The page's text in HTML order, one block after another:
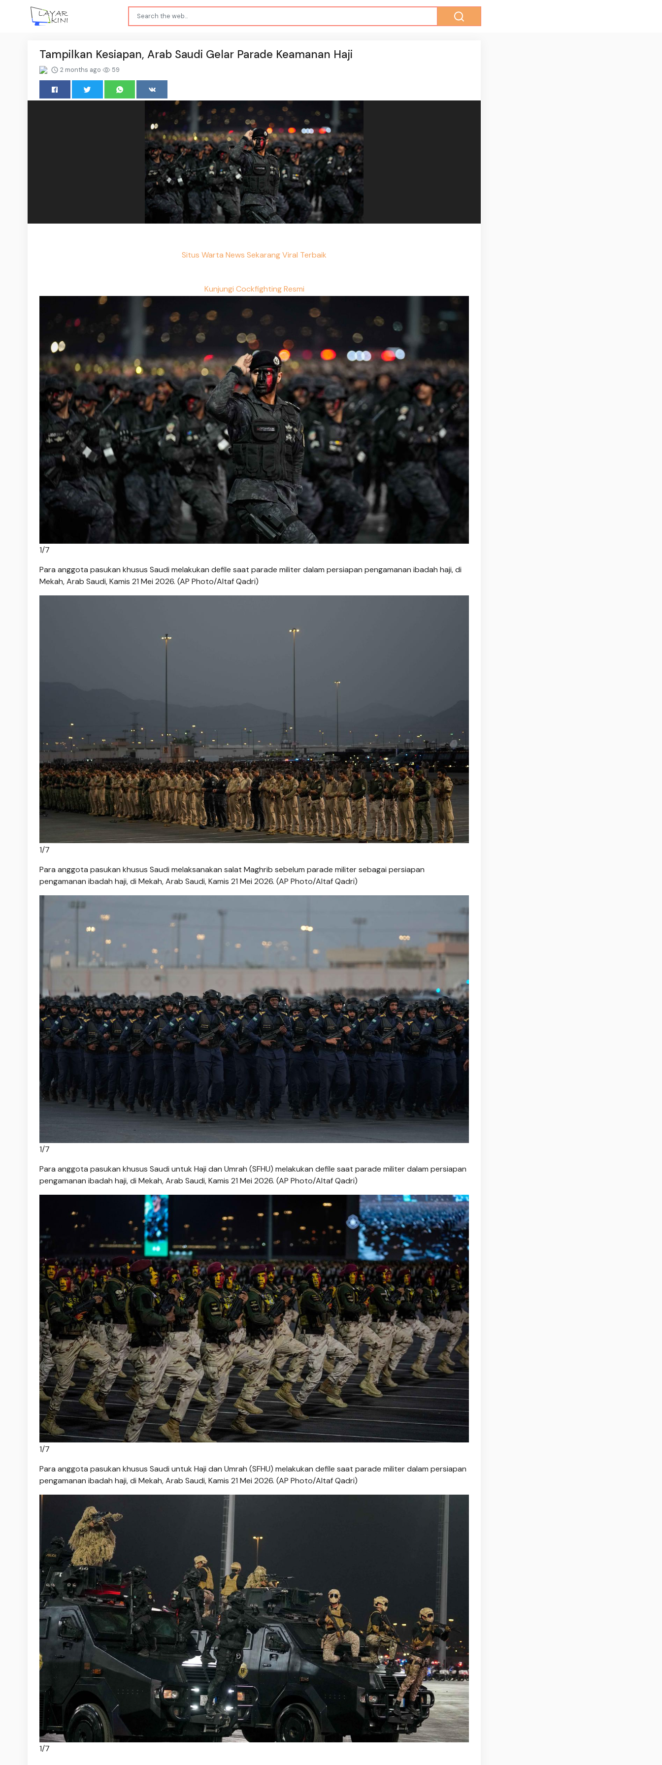
Tampilkan Kesiapan, Arab Saudi Gelar Parade Keamanan Haji
2 months ago 59
Situs Warta News Sekarang Viral Terbaik
Kunjungi Cockfighting Resmi
1/7
Para anggota pasukan khusus Saudi melakukan defile saat parade militer dalam persiapan pengamanan ibadah haji, di
Mekah, Arab Saudi, Kamis 21 Mei 2026. (AP Photo/Altaf Qadri)
1/7
Para anggota pasukan khusus Saudi melaksanakan salat Maghrib sebelum parade militer sebagai persiapan
pengamanan ibadah haji, di Mekah, Arab Saudi, Kamis 21 Mei 2026. (AP Photo/Altaf Qadri)
1/7
Para anggota pasukan khusus Saudi untuk Haji dan Umrah (SFHU) melakukan defile saat parade militer dalam persiapan
pengamanan ibadah haji, di Mekah, Arab Saudi, Kamis 21 Mei 2026. (AP Photo/Altaf Qadri)
1/7
Para anggota pasukan khusus Saudi untuk Haji dan Umrah (SFHU) melakukan defile saat parade militer dalam persiapan
pengamanan ibadah haji, di Mekah, Arab Saudi, Kamis 21 Mei 2026. (AP Photo/Altaf Qadri)
1/7